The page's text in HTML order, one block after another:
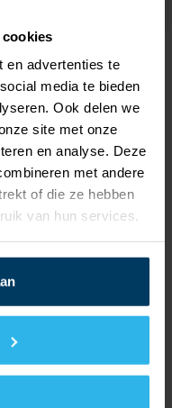
en advertenties te
media te bieden
Ook delen we
site met onze
en analyse. Deze
met andere
of die ze hebben
van hun services.